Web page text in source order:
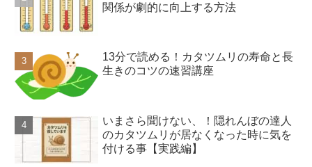
関係が劇的に向上する方法
13分で読める！カタツムリの寿命と長
生きのコツの速習講座
いまさら聞けない、！隠れんぼの達人
のカタツムリが居なくなった時に気を
付ける事【実践編】